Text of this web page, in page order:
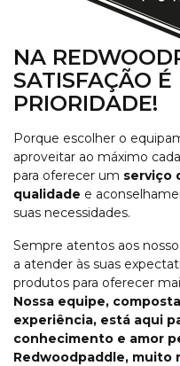
NA
SATISFAÇÃO É
PRIORIDADE!
Porque escolher o
aproveitar ao máximo
para oferecer um serviço
qualidade e
suas necessidades.
Sempre atentos aos
a atender às suas
produtos para oferecer
Nossa equipe,
experiência, está aqui
conhecimento e amor
Redwoodpaddle, muito